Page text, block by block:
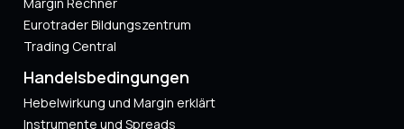
Margin Rechner
Eurotrader Bildungszentrum
Trading Central
Handelsbedingungen
Hebelwirkung und Margin erklärt
Instrumente und Spreads